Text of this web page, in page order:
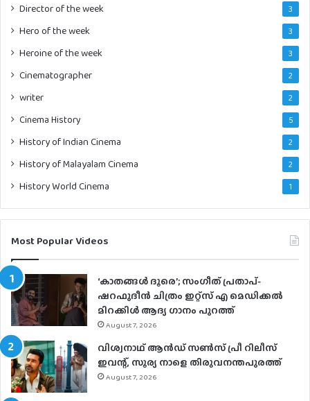
Director of the week 3
Hero of the week 3
Heroine of the week 3
Cinematographer 2
writer 2
Cinema History 5
History of Indian Cinema 2
History of Malayalam Cinema 2
History World Cinema 1
Most Popular Videos
‘കാതങ്ങൾ ദൂരെ’; സംഗീത് പ്രതാപ്-
ഷറഫുദീൻ ചിത്രം ഇറ്റ്സ് എ മെഡിക്കൽ
മിറക്കിൾ ആദ്യ ഗാനം പുറത്ത്
August 7, 2026
വിശ്വനാഥ് ആന്‍ഡ് സണ്‍സ് പ്രീ റിലീസ്
ഇവന്റ്, സൂര്യ നാളെ തിരുവനന്തപുരത്ത്
August 7, 2026